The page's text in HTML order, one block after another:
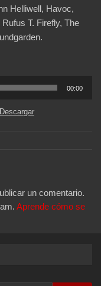
Helliwell, Havoc,
T. Firefly, The
00:00
Descargar
un comentario.
Aprende cómo se